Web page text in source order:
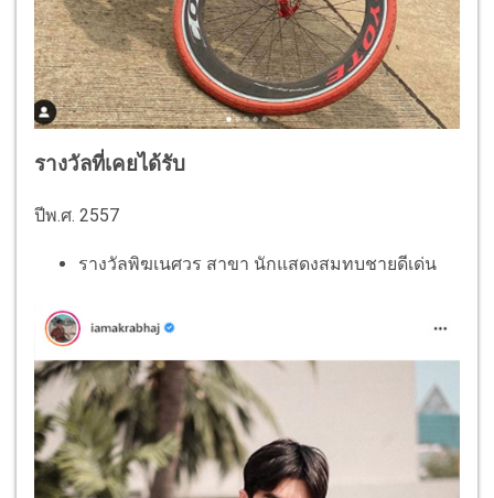
รางวัลที่เคยได้รับ
ปีพ.ศ. 2557
รางวัลพิฆเนศวร สาขา นักแสดงสมทบชายดีเด่น